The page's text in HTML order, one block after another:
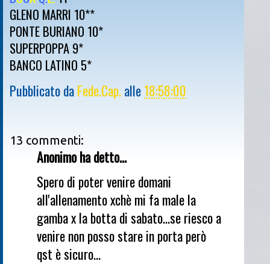
GLENO MARRI 10**
PONTE BURIANO 10*
SUPERPOPPA 9*
BANCO LATINO 5*
Pubblicato daFede.Cap.alle18:58:00
13 commenti:
Anonimo ha detto...
Spero di poter venire domani
all'allenamento xchè mi fa male la
gamba x la botta di sabato...se riesco a
venire non posso stare in porta però
qst è sicuro...